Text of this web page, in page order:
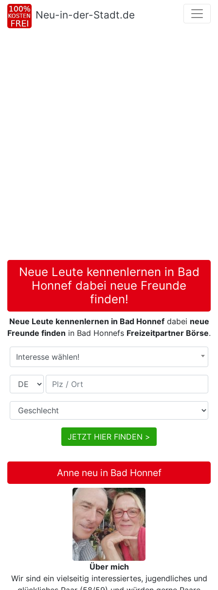
Neu-in-der-Stadt.de
Neue Leute kennenlernen in Bad
Honnef dabei neue Freunde
finden!
Neue Leute kennenlernen in Bad Honnefdabei neue
Freunde finden in Bad Honnefs Freizeitpartner Börse.
Interesse wählen!
Land Plz / Ort
Geschlecht
JETZT HIER FINDEN >
Anne neu in Bad Honnef
Über mich
Wir sind ein vielseitig interessiertes, jugendliches und